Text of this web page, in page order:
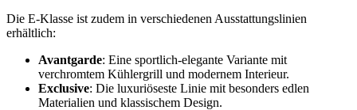
Die E-Klasse ist zudem in verschiedenen Ausstattungslinien
erhältlich:
Avantgarde: Eine sportlich-elegante Variante mit
verchromtem Kühlergrill und modernem Interieur.
Exclusive: Die luxuriöseste Linie mit besonders edlen
Materialien und klassischem Design.